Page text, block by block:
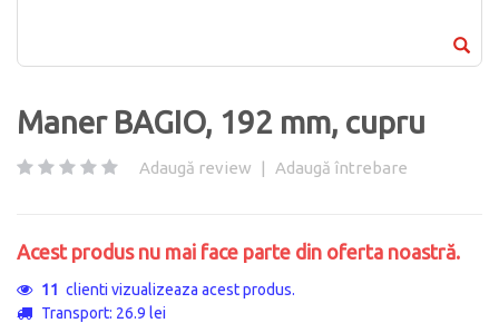
Maner BAGIO, 192 mm, cupru
Adaugă review | Adaugă întrebare
Acest produs nu mai face parte din oferta noastră.
11 clienti vizualizeaza acest produs.
Transport: 26.9 lei